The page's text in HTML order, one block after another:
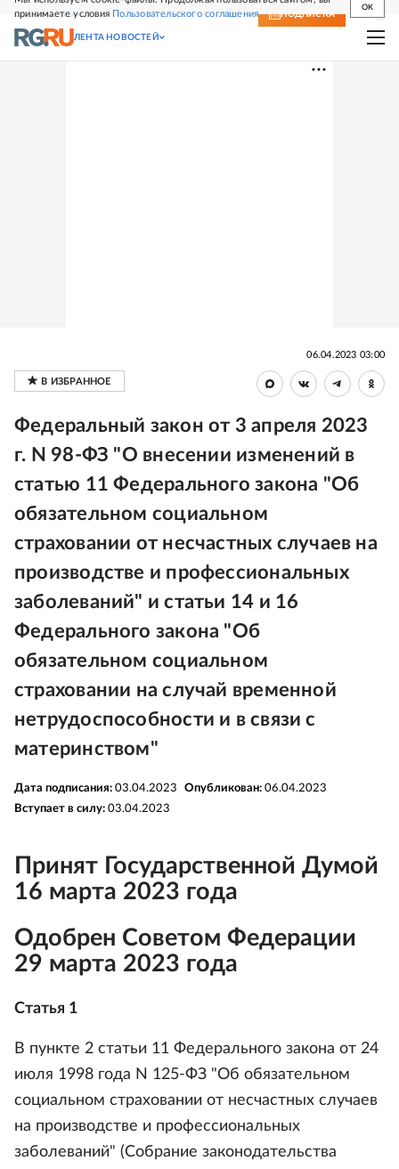
принимаете условия Пользовательского соглашения
OK
СВЕЖИЙ НОМЕР ПОДПИСКА
ЛЕНТА НОВОСТЕЙ
06.04.2023 03:00
Федеральный закон от 3 апреля 2023
г. N 98-ФЗ "О внесении изменений в
статью 11 Федерального закона "Об
обязательном социальном
страховании от несчастных случаев на
производстве и профессиональных
заболеваний" и статьи 14 и 16
Федерального закона "Об
обязательном социальном
страховании на случай временной
нетрудоспособности и в связи с
материнством"
Дата подписания: 03.04.2023 Опубликован: 06.04.2023
Вступает в силу: 03.04.2023
Принят Государственной Думой
16 марта 2023 года
Одобрен Советом Федерации
29 марта 2023 года
Статья 1
В пункте 2 статьи 11 Федерального закона от 24
июля 1998 года N 125-ФЗ "Об обязательном
социальном страховании от несчастных случаев
на производстве и профессиональных
заболеваний" (Собрание законодательства